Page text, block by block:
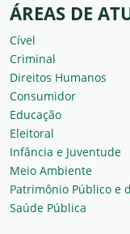
ÁREAS DE
Cível
Criminal
Direitos Humanos
Consumidor
Educação
Eleitoral
Infância e Juventude
Meio Ambiente
Patrimônio Público e
Saúde Pública